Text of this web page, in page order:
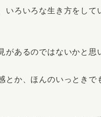
ろいろな生き方をして
あるのではないかと思
か、ほんのいっとき